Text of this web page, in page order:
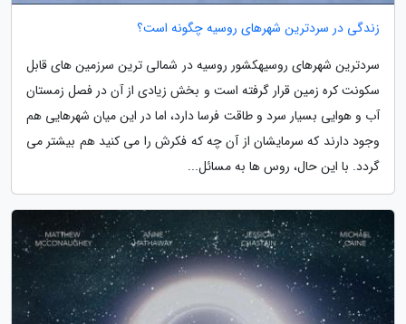
زندگی در سردترین شهرهای روسیه چگونه است؟
سردترین شهرهای روسیهکشور روسیه در شمالی ترین سرزمین های قابل
سکونت کره زمین قرار گرفته است و بخش زیادی از آن در فصل زمستان
آب و هوایی بسیار سرد و طاقت فرسا دارد، اما در این میان شهرهایی هم
وجود دارند که سرمایشان از آن چه که فکرش را می کنید هم بیشتر می
گردد. با این حال، روس ها به مسائل...